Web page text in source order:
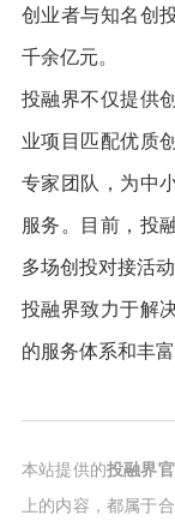
创业者与知名创
千余亿元。
投融界不仅提供
业项目匹配优质
专家团队，为中
服务。目前，投
多场创投对接活
投融界致力于解
的服务体系和丰
本站提供的投融界
上的内容，都属于